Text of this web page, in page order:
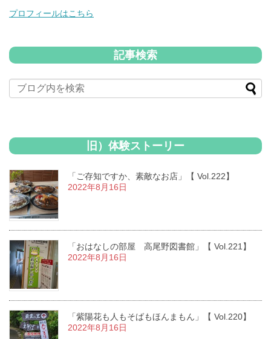
プロフィールはこちら
記事検索
旧）体験ストーリー
「ご存知ですか、素敵なお店」【 Vol.222】
2022年8月16日
「おはなしの部屋 高尾野図書館」【 Vol.221】
2022年8月16日
「紫陽花も人もそばもほんまもん」【 Vol.220】
2022年8月16日